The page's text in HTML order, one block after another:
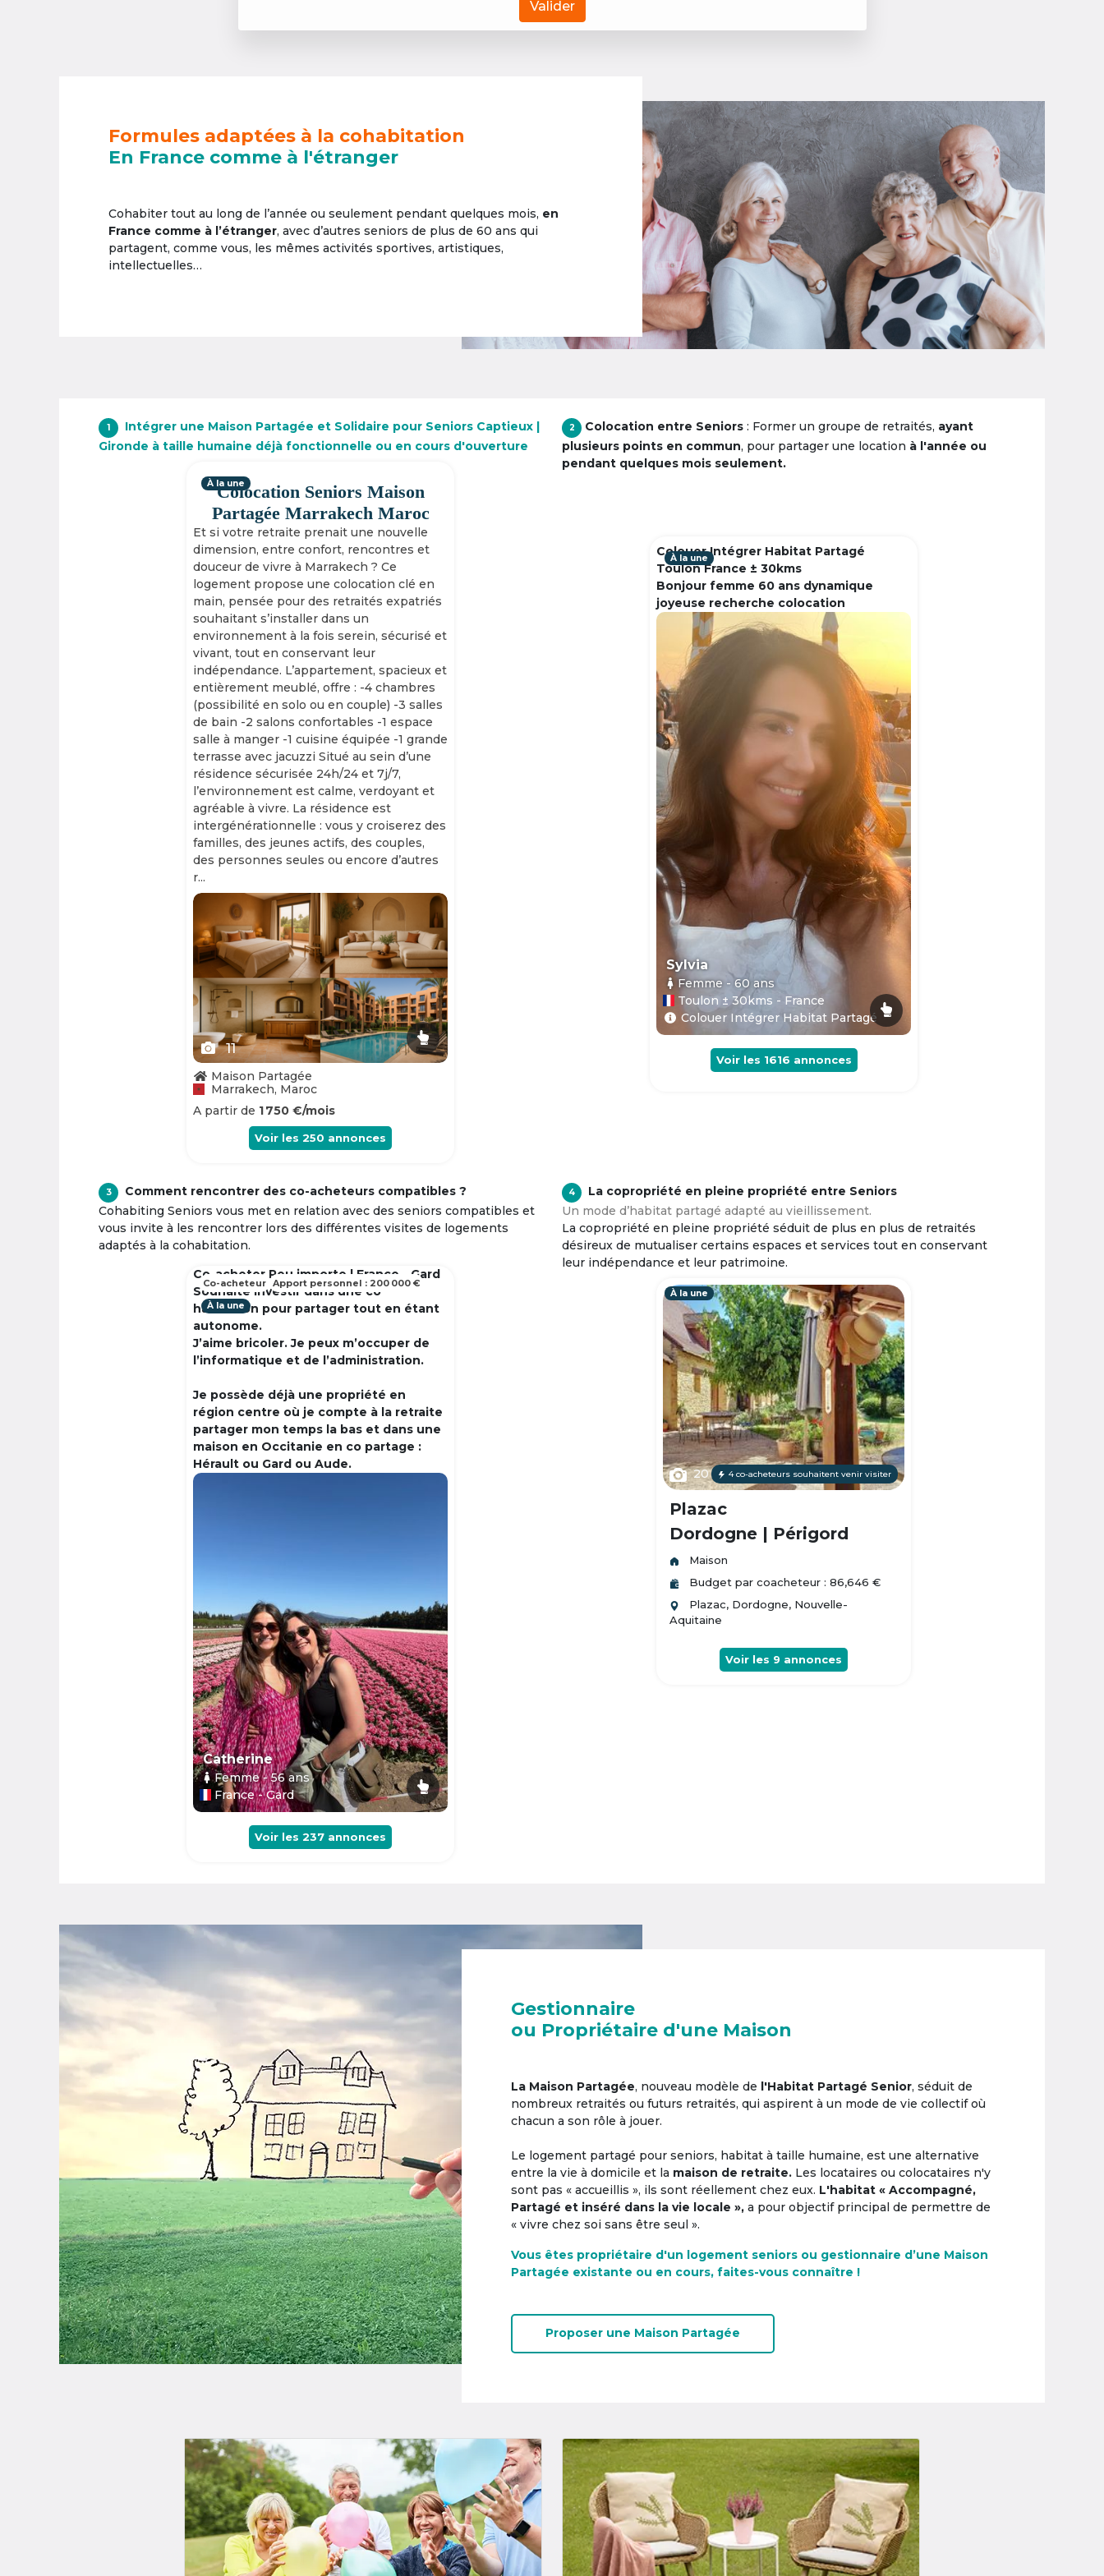
Valider
Formules adaptées à la cohabitation
En France comme à l'étranger
Cohabiter tout au long de l’année ou seulement pendant quelques mois, en
France comme à l’étranger, avec d’autres seniors de plus de 60 ans qui
partagent, comme vous, les mêmes activités sportives, artistiques,
intellectuelles…
1
Intégrer une Maison Partagée et Solidaire pour Seniors Captieux |
Gironde à taille humaine déjà fonctionnelle ou en cours d'ouverture
Colocation Seniors Maison
Partagée Marrakech Maroc
Et si votre retraite prenait une nouvelle
dimension, entre confort, rencontres et
douceur de vivre à Marrakech ? Ce
logement propose une colocation clé en
main, pensée pour des retraités expatriés
souhaitant s’installer dans un
environnement à la fois serein, sécurisé et
vivant, tout en conservant leur
indépendance. L’appartement, spacieux et
entièrement meublé, offre : -4 chambres
(possibilité en solo ou en couple) -3 salles
de bain -2 salons confortables -1 espace
salle à manger -1 cuisine équipée -1 grande
terrasse avec jacuzzi Situé au sein d’une
résidence sécurisée 24h/24 et 7j/7,
l’environnement est calme, verdoyant et
agréable à vivre. La résidence est
intergénérationnelle : vous y croiserez des
familles, des jeunes actifs, des couples,
des personnes seules ou encore d’autres
r...
À la une
Slide 1 of 11
11
Maison Partagée
Marrakech, Maroc
A partir de 1 750 €/mois
Voir les 250 annonces
2 Colocation entre Seniors : Former un groupe de retraités, ayant
plusieurs points en commun, pour partager une location à l'année ou
pendant quelques mois seulement.
Colouer Intégrer Habitat Partagé
Toulon France ± 30kms
Bonjour femme 60 ans dynamique
joyeuse recherche colocation
À la une
Sylvia
Femme - 60ans
Toulon ± 30kms - France
Colouer Intégrer Habitat Partagé
Voir les 1616 annonces
3
Comment rencontrer des co-acheteurs compatibles ?
Cohabiting Seniors vous met en relation avec des seniors compatibles et
vous invite à les rencontrer lors des différentes visites de logements
adaptés à la cohabitation.
Co-acheter Peu importe | France - Gard
Souhaite investir dans une co
habitation pour partager tout en étant
autonome.
J’aime bricoler. Je peux m’occuper de
l’informatique et de l’administration.
Je possède déjà une propriété en
région centre où je compte à la retraite
partager mon temps la bas et dans une
maison en Occitanie en co partage :
Hérault ou Gard ou Aude.
À la une
Catherine
Femme- 56ans
France - Gard
Co-acheteur Apport personnel : 200 000 €
Voir les 237 annonces
4
La copropriété en pleine propriété entre Seniors
Un mode d’habitat partagé adapté au vieillissement.
La copropriété en pleine propriété séduit de plus en plus de retraités
désireux de mutualiser certains espaces et services tout en conservant
leur indépendance et leur patrimoine.
À la une
20 4 co-acheteurs souhaitent venir visiter
Plazac
Dordogne | Périgord
Maison
Budget par coacheteur : 86,646 €
Plazac, Dordogne, Nouvelle-
Aquitaine
Voir les 9 annonces
Gestionnaire
ou Propriétaire d'une Maison
La Maison Partagée, nouveau modèle de l'Habitat Partagé Senior, séduit de
nombreux retraités ou futurs retraités, qui aspirent à un mode de vie collectif où
chacun a son rôle à jouer.
Le logement partagé pour seniors, habitat à taille humaine, est une alternative
entre la vie à domicile et la maison de retraite. Les locataires ou colocataires n'y
sont pas « accueillis », ils sont réellement chez eux. L'habitat « Accompagné,
Partagé et inséré dans la vie locale », a pour objectif principal de permettre de
« vivre chez soi sans être seul ».
Vous êtes propriétaire d'un logement seniors ou gestionnaire d’une Maison
Partagée existante ou en cours, faites-vous connaître !
Proposer une Maison Partagée